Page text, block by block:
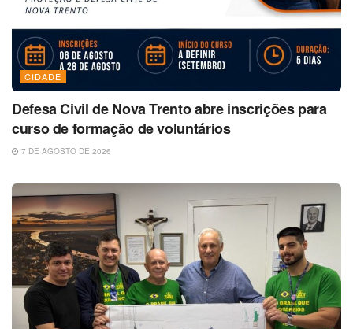
CIDADE
Defesa Civil de Nova Trento abre inscrições para
curso de formação de voluntários
7 DE AGOSTO DE 2026